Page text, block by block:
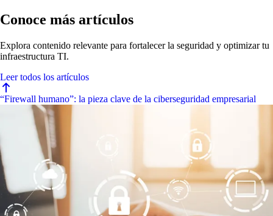
Conoce más artículos
Explora contenido relevante para fortalecer la seguridad y optimizar tu
infraestructura TI.
Leer todos los artículos
“Firewall humano”: la pieza clave de la ciberseguridad empresarial